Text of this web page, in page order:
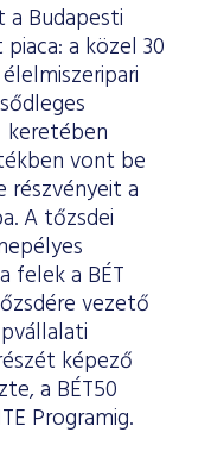
Budapesti
a közel 30
keretében
vont be
a
A tőzsdei
felek a BÉT
vezető
képező
a BÉT50
Programig.